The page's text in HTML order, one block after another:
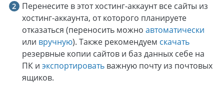
Перенесите в этот хостинг-аккаунт все сайты из
хостинг-аккаунта, от которого планируете
отказаться (переносить можно автоматически
или вручную). Также рекомендуем скачать
резервные копии сайтов и баз данных себе на
ПК и экспортировать важную почту из почтовых
ящиков.